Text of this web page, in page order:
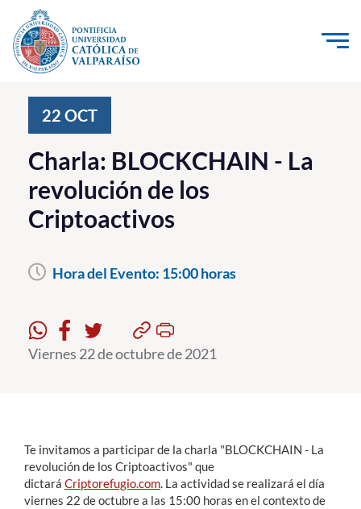
Click acá para ir directamente al contenido
Investigación, Creación e Innovación
PUCV Internacional
Vinculación con el Medio
Postgrado
Formación Continua
Funcionarios
Alumni
22 OCT
Charla: BLOCKCHAIN - La
revolución de los
Criptoactivos
Hora del Evento: 15:00 horas
Viernes 22 de octubre de 2021
Te invitamos a participar de la charla "BLOCKCHAIN - La
revolución de los Criptoactivos" que
dictará Criptorefugio.com. La actividad se realizará el día
viernes 22 de octubre a las 15:00 horas en el contexto de